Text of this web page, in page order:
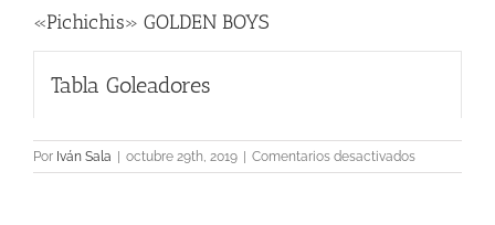
«Pichichis» GOLDEN BOYS
Tabla Goleadores
Por Iván Sala octubre 29th, 2019 Comentarios desactivadosen
«Pichichis»